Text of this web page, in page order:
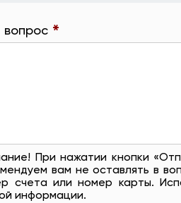
*
При нажатии кнопки
вам не оставлять в
счета или номер карты.
информации.